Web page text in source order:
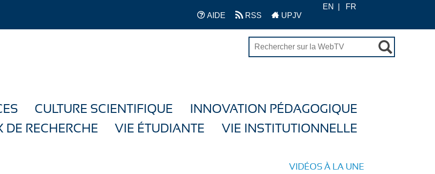
AIDE RSS UPJV
EN FR
CULTURE SCIENTIFIQUE
INNOVATION PÉDAGOGIQUE
DE RECHERCHE
VIE ÉTUDIANTE VIE INSTITUTIONNELLE
VIDÉOS À LA UNE